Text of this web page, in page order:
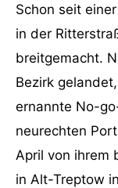
Schon seit
in der
breitgemacht.
Bezirk
ernannte No-
neurechten
April von ihrem
in Alt-Treptow